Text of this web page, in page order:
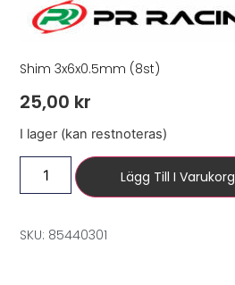
Shim 3x6x0.5mm (8st)
25,00 kr
I lager (kan restnoteras)
Lägg Till I Varukorg
SKU: 85440301